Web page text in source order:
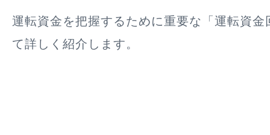
運転資金を把握するために重要な「運転資金
て詳しく紹介します。